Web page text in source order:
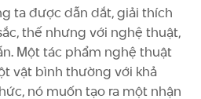
ta được dẫn dắt, giải thích
thế nhưng với nghệ thuật,
Một tác phẩm nghệ thuật
vật bình thường với khả
nó muốn tạo ra một nhận